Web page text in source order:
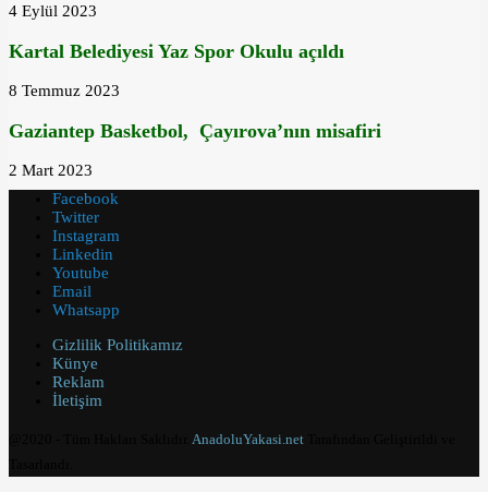
4 Eylül 2023
Kartal Belediyesi Yaz Spor Okulu açıldı
8 Temmuz 2023
Gaziantep Basketbol, Çayırova’nın misafiri
2 Mart 2023
Facebook
Twitter
Instagram
Linkedin
Youtube
Email
Whatsapp
Gizlilik Politikamız
Künye
Reklam
İletişim
AnadoluYakasi.net